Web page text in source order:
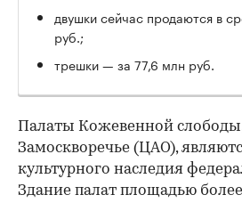
двушки сейчас продаются в
руб.;
трешки — за 77,6 млн руб.
Палаты Кожевенной
Замоскворечье (ЦАО),
культурного наследия
Здание палат площадью